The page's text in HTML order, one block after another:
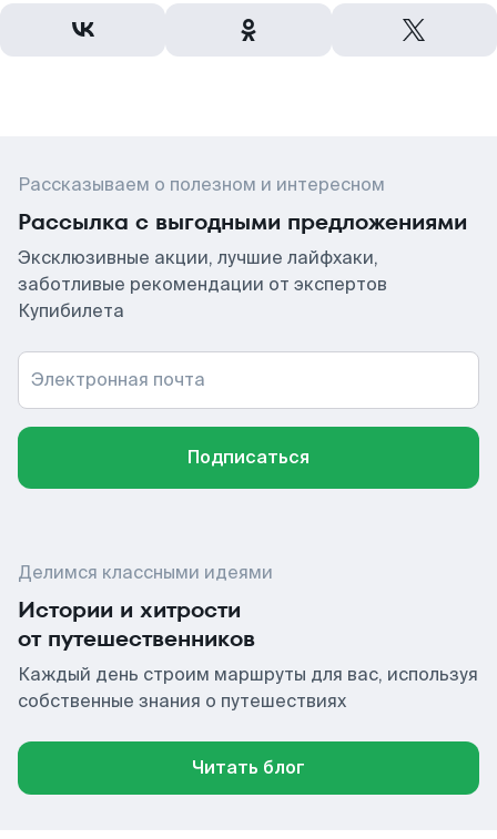
Рассказываем о полезном и интересном
Рассылка с выгодными предложениями
Эксклюзивные акции, лучшие лайфхаки,
заботливые рекомендации от экспертов
Купибилета
Электронная почта
Подписаться
Делимся классными идеями
Истории и хитрости
от путешественников
Каждый день строим маршруты для вас, используя
собственные знания о путешествиях
Читать блог